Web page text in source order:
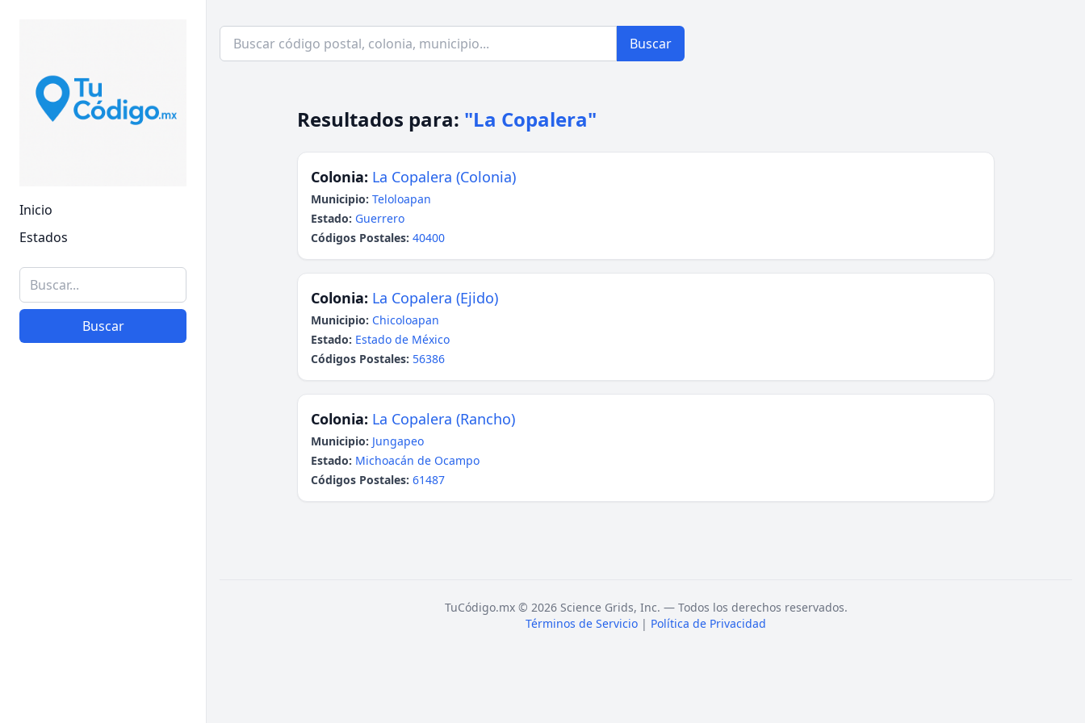
Inicio
Estados
Buscar
Buscar
Resultados para: "La Copalera"
Colonia: La Copalera (Colonia)
Municipio: Teloloapan
Estado: Guerrero
Códigos Postales: 40400
Colonia: La Copalera (Ejido)
Municipio: Chicoloapan
Estado: Estado de México
Códigos Postales: 56386
Colonia: La Copalera (Rancho)
Municipio: Jungapeo
Estado: Michoacán de Ocampo
Códigos Postales: 61487
TuCódigo.mx © 2026 Science Grids, Inc. — Todos los derechos reservados.
Términos de Servicio | Política de Privacidad